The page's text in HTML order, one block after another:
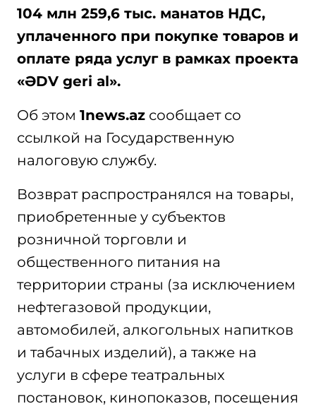
104 млн 259,6 тыс. манатов НДС,
уплаченного при покупке товаров и
оплате ряда услуг в рамках проекта
«ƏDV geri al».
Об этом 1news.az сообщает со
ссылкой на Государственную
налоговую службу.
Возврат распространялся на товары,
приобретенные у субъектов
розничной торговли и
общественного питания на
территории страны (за исключением
нефтегазовой продукции,
автомобилей, алкогольных напитков
и табачных изделий), а также на
услуги в сфере театральных
постановок, кинопоказов, посещения